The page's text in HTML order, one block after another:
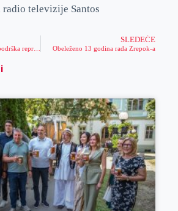
televizije Santos
NIS „Zajednici zajedno“ podrška reproduktivnom zdravlju u Zrenjaninu
SLEDEĆE
Obeleženo 13 godina rada Zrepok-a